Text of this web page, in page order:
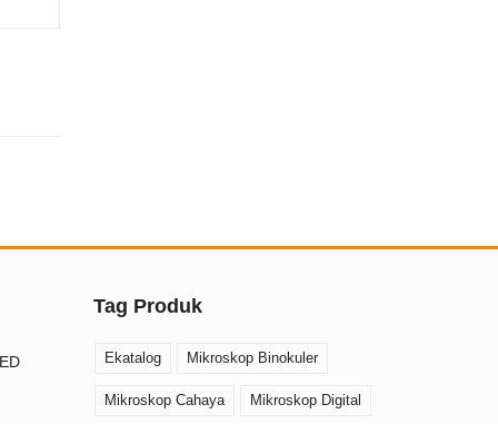
Tag Produk
Ekatalog Mikroskop Binokuler
Mikroskop Cahaya Mikroskop Digital